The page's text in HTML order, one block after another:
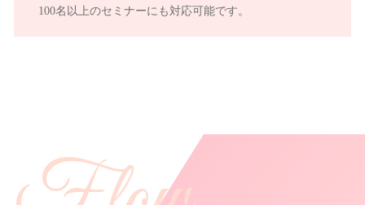
100名以上のセミナーにも対応可能です。